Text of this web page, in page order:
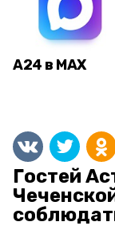
А24 в MAX
Гостей